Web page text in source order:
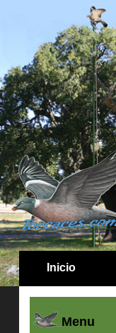
Inicio
Menu